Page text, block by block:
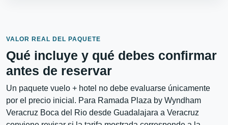
VALOR REAL DEL PAQUETE
Qué incluye y qué debes confirmar
antes de reservar
Un paquete vuelo + hotel no debe evaluarse únicamente
por el precio inicial. Para Ramada Plaza by Wyndham
Veracruz Boca del Rio desde Guadalajara a Veracruz